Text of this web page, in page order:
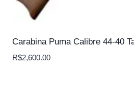
Carabina Puma Calibre 44-40
R$2,600.00